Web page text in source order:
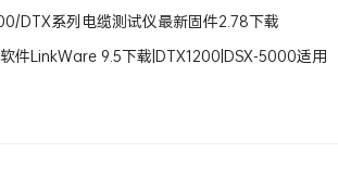
DTX系列电缆测试仪最新固件2.78下载
件LinkWare 9.5下载|DTX1200|DSX-5000适用